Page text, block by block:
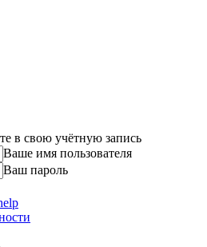
в свою учётную запись
Ваше имя пользователя
Ваш пароль